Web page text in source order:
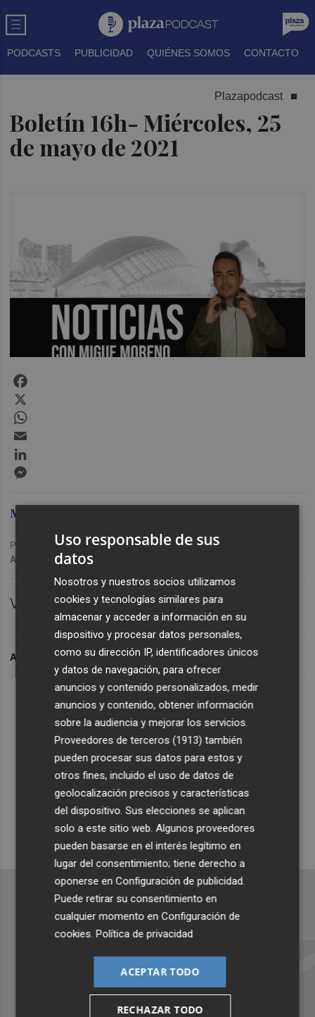
PODCASTS PUBLICIDAD QUIÉNES SOMOS CONTACTO
Plazapodcast
Boletín 16h- Miércoles, 25
de mayo de 2021
Lo Más Escuchado
Suscríbete al canal de
Whatsapp
Siempre al día de las últimas noticias
¡Quiero suscribirme!
Migue Moreno
Publicado: 26/05/2021 · 13:47
Actualizado: 29/01/2024 · 11:17
VALÈNCIA.
ARCHIVADO EN
Recibe toda la actualidad de
Plaza Podcast en tu correo
Quiero suscribirme
Uso responsable de sus
datos
Nosotros y nuestros socios utilizamos
cookies y tecnologías similares para
almacenar y acceder a información en su
dispositivo y procesar datos personales,
como su dirección IP, identificadores únicos
y datos de navegación, para ofrecer
anuncios y contenido personalizados, medir
anuncios y contenido, obtener información
sobre la audiencia y mejorar los servicios.
Proveedores de terceros (1913) también
pueden procesar sus datos para estos y
otros fines, incluido el uso de datos de
geolocalización precisos y características
del dispositivo. Sus elecciones se aplican
solo a este sitio web. Algunos proveedores
pueden basarse en el interés legítimo en
lugar del consentimiento; tiene derecho a
oponerse enConfiguración de publicidad.
Puede retirar su consentimiento en
cualquier momento enConfiguración de
cookies.Política de privacidad
ACEPTAR TODO
RECHAZAR TODO